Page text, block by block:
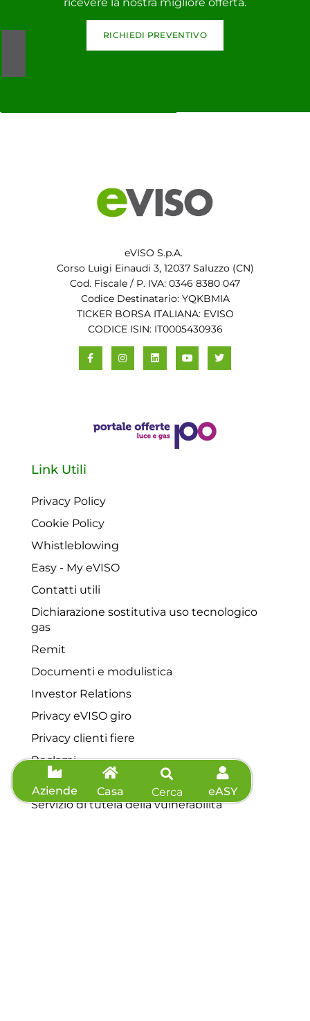
Aziende Casa Cerca eASY
RICHIEDI PREVENTIVO
eVISO S.p.A.
Corso Luigi Einaudi 3, 12037 Saluzzo (CN)
Cod. Fiscale / P. IVA: 0346 8380 047
Codice Destinatario: YQKBMIA
TICKER BORSA ITALIANA: EVISO
CODICE ISIN: IT0005430936
Link Utili
Privacy Policy
Cookie Policy
Whistleblowing
Easy - My eVISO
Contatti utili
Dichiarazione sostitutiva uso tecnologico
gas
Remit
Documenti e modulistica
Investor Relations
Privacy eVISO giro
Privacy clienti fiere
Reclami
Contributo straordinario
Servizio di tutela della vulnerabilità